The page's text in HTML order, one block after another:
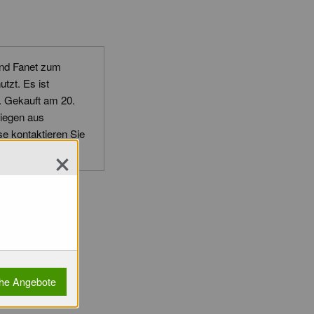
Fanet zum
Es ist
Gekauft am 20.
aus
kontaktieren Sie
×
Angebote